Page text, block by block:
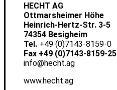
HECHT AG
Ottmarsheimer Höhe
Heinrich-Hertz-Str. 3-5
74354 Besigheim
Tel. +49 (0)7143-8159-0
Fax +49 (0)7143-8159-25
info@hecht.ag
www.hecht.ag